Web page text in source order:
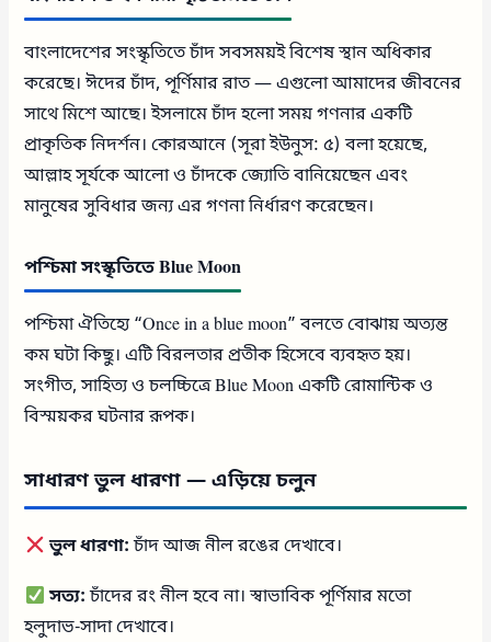
বাংলাদেশের সংস্কৃতিতে চাঁদ সবসময়ই বিশেষ স্থান অধিকার
করেছে। ঈদের চাঁদ, পূর্ণিমার রাত — এগুলো আমাদের জীবনের
সাথে মিশে আছে। ইসলামে চাঁদ হলো সময় গণনার একটি
প্রাকৃতিক নিদর্শন। কোরআনে (সূরা ইউনুস: ৫) বলা হয়েছে,
আল্লাহ সূর্যকে আলো ও চাঁদকে জ্যোতি বানিয়েছেন এবং
মানুষের সুবিধার জন্য এর গণনা নির্ধারণ করেছেন।
পশ্চিমা সংস্কৃতিতে Blue Moon
পশ্চিমা ঐতিহ্যে “Once in a blue moon” বলতে বোঝায় অত্যন্ত
কম ঘটা কিছু। এটি বিরলতার প্রতীক হিসেবে ব্যবহৃত হয়।
সংগীত, সাহিত্য ও চলচ্চিত্রে Blue Moon একটি রোমান্টিক ও
বিস্ময়কর ঘটনার রূপক।
সাধারণ ভুল ধারণা — এড়িয়ে চলুন
ভুল ধারণা:চাঁদ আজ নীল রঙের দেখাবে।
সত্য:চাঁদের রং নীল হবে না। স্বাভাবিক পূর্ণিমার মতো
হলুদাভ-সাদা দেখাবে।